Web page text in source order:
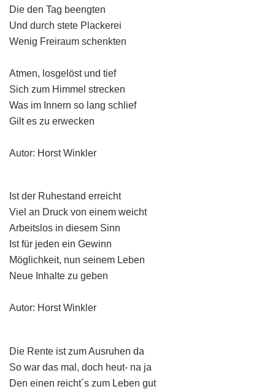
Die den Tag beengten
Und durch stete Plackerei
Wenig Freiraum schenkten
Atmen, losgelöst und tief
Sich zum Himmel strecken
Was im Innern so lang schlief
Gilt es zu erwecken
Autor: Horst Winkler
Ist der Ruhestand erreicht
Viel an Druck von einem weicht
Arbeitslos in diesem Sinn
Ist für jeden ein Gewinn
Möglichkeit, nun seinem Leben
Neue Inhalte zu geben
Autor: Horst Winkler
Die Rente ist zum Ausruhen da
So war das mal, doch heut- na ja
Den einen reicht´s zum Leben gut